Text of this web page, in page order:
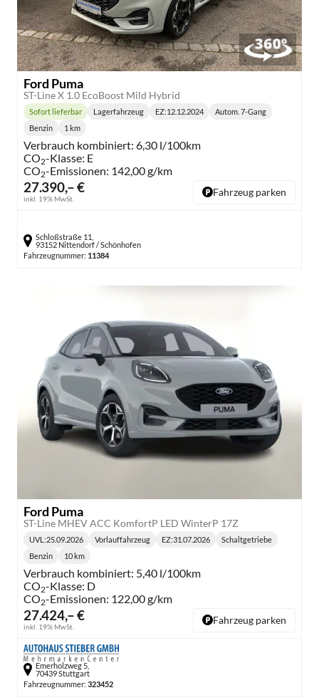
Ford Puma
ST-Line X 1.0 EcoBoost Mild Hybrid
27.390,– €
inkl. 19% MwSt.
Lieferzeit:
Sofort lieferbar Lagerfahrzeug EZ:12.12.2024
Getriebe:
Autom. 7-Gang
Kraftstoff:
Benzin
Kilometerstand:
1 km
Verbrauch kombiniert: 6,30 l/100km
CO2-Klasse: E
CO2-Emissionen: 142,00 g/km
Fahrzeug parken
Schloßstraße 11,
93152 Nittendorf / Schönhofen
Fahrzeugnummer: 11384
Ford Puma
ST-Line MHEV ACC KomfortP LED WinterP 17Z
27.424,– €
inkl. 19% MwSt.
Lieferzeit:
UVL :25.09.2026 Vorlauffahrzeug EZ:31.07.2026
Getriebe:
Schaltgetriebe
Kraftstoff:
Benzin
Kilometerstand:
10 km
Verbrauch kombiniert: 5,40 l/100km
CO2-Klasse: D
CO2-Emissionen: 122,00 g/km
Fahrzeug parken
Emerholzweg 5,
70439 Stuttgart
Fahrzeugnummer: 323452